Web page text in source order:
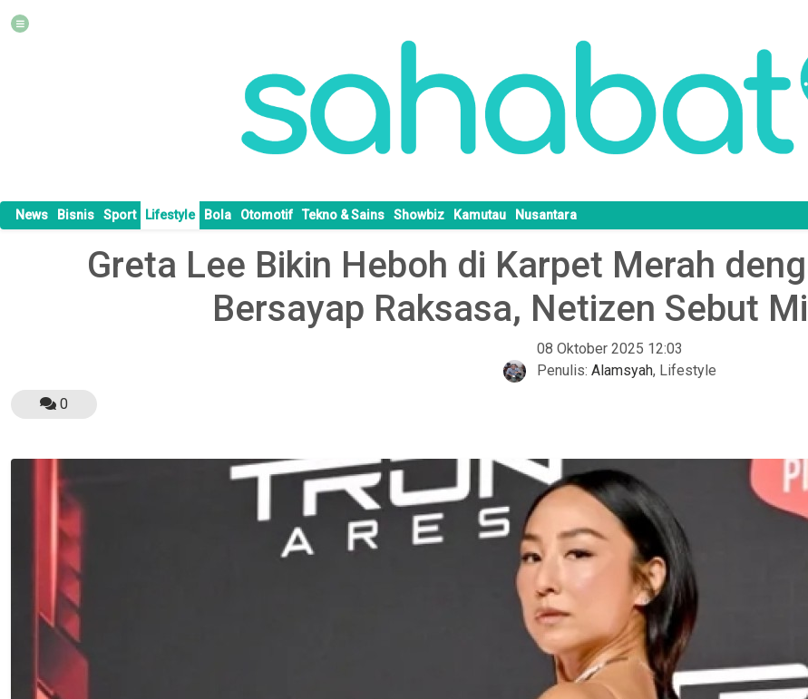
News Bisnis Sport Lifestyle Bola Otomotif Tekno & Sains Showbiz Kamutau Nusantara
Greta Lee Bikin Heboh di Karpet Merah
Bersayap Raksasa, Netizen Sebut
08 Oktober 2025 12:03
Penulis: Alamsyah, Lifestyle
0